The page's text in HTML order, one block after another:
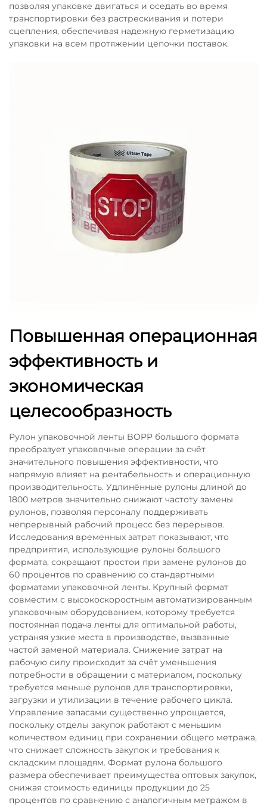
позволяя упаковке двигаться и оседать во время
транспортировки без растрескивания и потери
сцепления, обеспечивая надежную герметизацию
упаковки на всем протяжении цепочки поставок.
Повышенная операционная
эффективность и
экономическая
целесообразность
Рулон упаковочной ленты BOPP большого формата
преобразует упаковочные операции за счёт
значительного повышения эффективности, что
напрямую влияет на рентабельность и операционную
производительность. Удлинённые рулоны длиной до
1800 метров значительно снижают частоту замены
рулонов, позволяя персоналу поддерживать
непрерывный рабочий процесс без перерывов.
Исследования временных затрат показывают, что
предприятия, использующие рулоны большого
формата, сокращают простои при замене рулонов до
60 процентов по сравнению со стандартными
форматами упаковочной ленты. Крупный формат
совместим с высокоскоростным автоматизированным
упаковочным оборудованием, которому требуется
постоянная подача ленты для оптимальной работы,
устраняя узкие места в производстве, вызванные
частой заменой материала. Снижение затрат на
рабочую силу происходит за счёт уменьшения
потребности в обращении с материалом, поскольку
требуется меньше рулонов для транспортировки,
загрузки и утилизации в течение рабочего цикла.
Управление запасами существенно упрощается,
поскольку отделы закупок работают с меньшим
количеством единиц при сохранении общего метража,
что снижает сложность закупок и требования к
складским площадям. Формат рулона большого
размера обеспечивает преимущества оптовых закупок,
снижая стоимость единицы продукции до 25
процентов по сравнению с аналогичным метражом в